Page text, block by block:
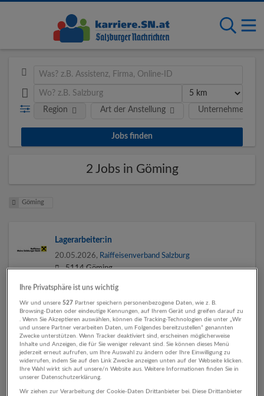
Art der Anstellung Unternehmen
Region
2 Jobs in Göming
Göming
Lagerarbeiter:in
20.05.2026, Raiffeisenverband Salzburg
5114 Göming
Lehrlinge zur/zum Einzelhandelskauffrau/-mann mit
Schwerpunkt "Baustoffe"
05.05.2026,Raiffeisenverband Salzburg
5114 Göming
Ihre Privatsphäre ist uns wichtig
Wir und unsere527 Partner speichern personenbezogene Daten, wie z. B.
Browsing-Daten oder eindeutige Kennungen, auf Ihrem Gerät und greifen darauf zu
. Wenn Sie Akzeptieren auswählen, können die Tracking-Technologien die unter „Wir
und unsere Partner verarbeiten Daten, um Folgendes bereitzustellen“ genannten
Zwecke unterstützen. Wenn Tracker deaktiviert sind, erscheinen möglicherweise
Inhalte und Anzeigen, die für Sie weniger relevant sind. Sie können dieses Menü
jederzeit erneut aufrufen, um Ihre Auswahl zu ändern oder Ihre Einwilligung zu
widerrufen, indem Sie auf den Link Zwecke anzeigen unten auf der Webseite klicken.
Ihre Wahl wirkt sich auf unsere/n Website aus. Weitere Informationen finden Sie in
unserer Datenschutzerklärung.
Wir ziehen zur Verarbeitung der Cookie-Daten Drittanbieter bei. Diese Drittanbieter